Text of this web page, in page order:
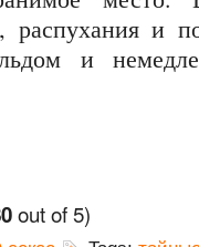
и
и
out of 5)